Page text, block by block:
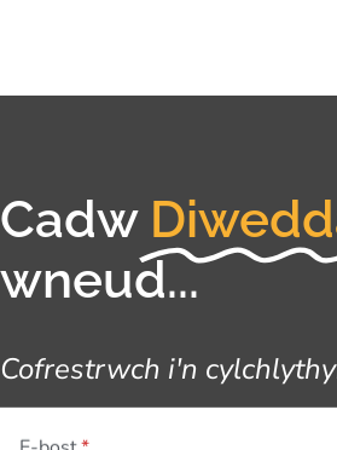
Cadw
wneud...
Cofrestrwch i'n